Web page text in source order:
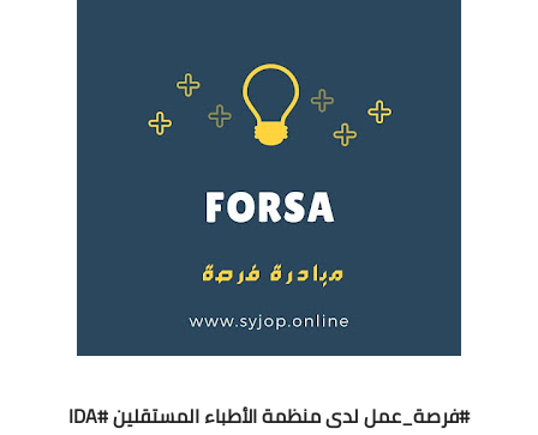
#فرصة_عمللدى منظمة الأطباء المستقلين#IDA